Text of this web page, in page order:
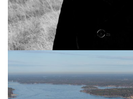
INNLENT
Yfirvöld halda áfram vöktun
og mítlum